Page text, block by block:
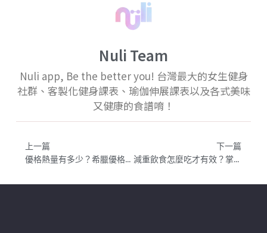
Nuli Team
Nuli app, Be the better you! 台灣最大的女生健身
社群、客製化健身課表、瑜伽伸展課表以及各式美味
又健康的食譜唷！
上一篇
優格熱量有多少？希臘優格怎麼挑？營養師市售優格推薦與避雷清單｜全家、711優格推薦
下一篇
減重飲食怎麼吃才有效？掌握熱量、營養比例與生活習慣，才是瘦下來不復胖的關鍵！